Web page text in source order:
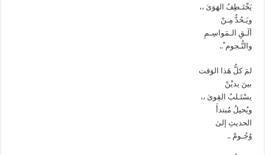
يَخْتَـطِفُ الهَوَىٰ ،،
ويَـحُدُّ مِـنْ
ألَـقِ الـمَواسِـمِ
والنُّـجوم ْ..
لمَ كلُّ هَذا الوَقت
بينَ يديْنْ
يسْتَـلبُ القِوىٰ ،،
ويُحيلُ مُبتدأَ
الحديثِ إلىٰ
وُجُـومْ ..